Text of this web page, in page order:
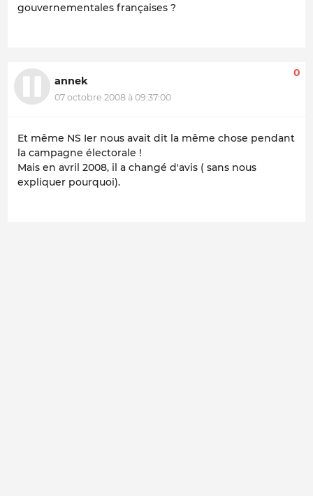
gouvernementales françaises ?
annek
07 octobre 2008 à 09:37:00
0
Et même NS Ier nous avait dit la même chose pendant
la campagne électorale !
Mais en avril 2008, il a changé d'avis ( sans nous
expliquer pourquoi).